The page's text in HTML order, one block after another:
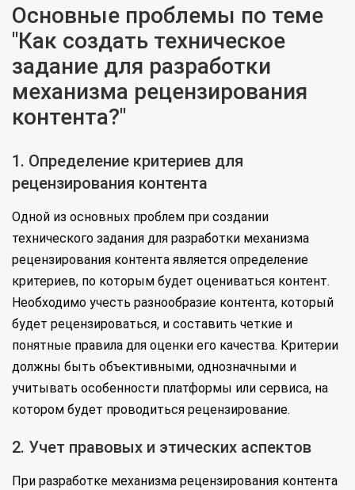
Основные проблемы по теме
"Как создать техническое
задание для разработки
механизма рецензирования
контента?"
1. Определение критериев для
рецензирования контента
Одной из основных проблем при создании
технического задания для разработки механизма
рецензирования контента является определение
критериев, по которым будет оцениваться контент.
Необходимо учесть разнообразие контента, который
будет рецензироваться, и составить четкие и
понятные правила для оценки его качества. Критерии
должны быть объективными, однозначными и
учитывать особенности платформы или сервиса, на
котором будет проводиться рецензирование.
2. Учет правовых и этических аспектов
При разработке механизма рецензирования контента